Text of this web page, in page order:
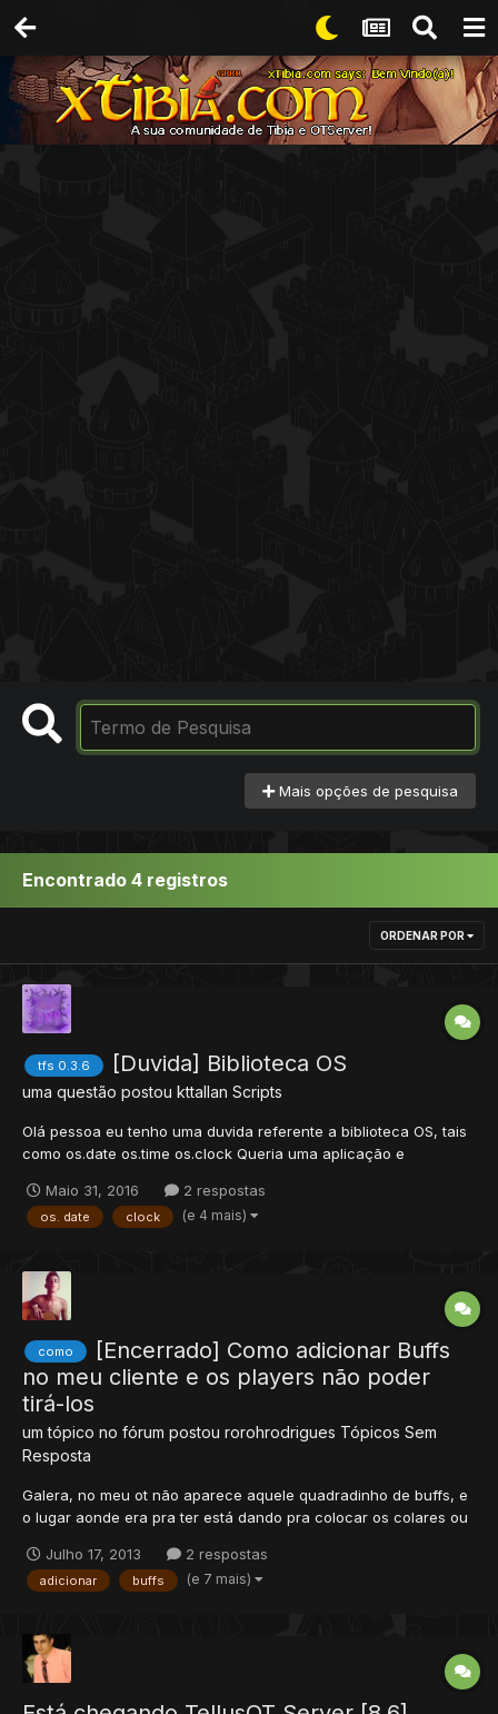
Mais opções de pesquisa
Encontrado 4 registros
ORDENAR POR
tfs 0.3.6 [Duvida] Biblioteca OS
uma questão postou kttallan Scripts
Olá pessoa eu tenho uma duvida referente a biblioteca OS, tais
como os.date os.time os.clock Queria uma aplicação e
como usar o os.time com storage.
Maio 31, 2016 2 respostas
os. date clock (e 4 mais)
como
[Encerrado] Como adicionar Buffs
no meu cliente e os players não poder
tirá-los
um tópico no fórum postou rorohrodrigues Tópicos Sem
Resposta
Galera, no meu ot não aparece aquele quadradinho de buffs, e
o lugar aonde era pra ter está dando pra colocar os colares ou
no caso seriam runas que os players iriam soltar, dai no caso
queria que ninguém pudesse removelos de lá ou tira...
Julho 17, 2013 2 respostas
adicionar buffs (e 7 mais)